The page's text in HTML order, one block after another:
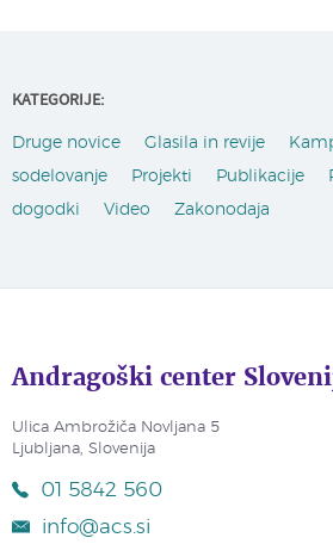
KATEGORIJE:
Druge novice Glasila in revije
sodelovanje
Projekti Publikacije
dogodki
Video Zakonodaja
Andragoški center
Ulica Ambrožiča Novljana 5
Ljubljana, Slovenija
01 5842 560
info@acs.si